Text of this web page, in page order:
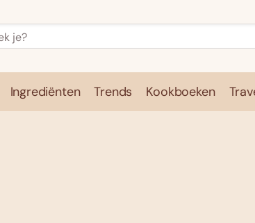
Ingrediënten Trends Kookboeken